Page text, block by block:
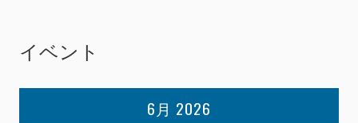
イベント
6月 2026